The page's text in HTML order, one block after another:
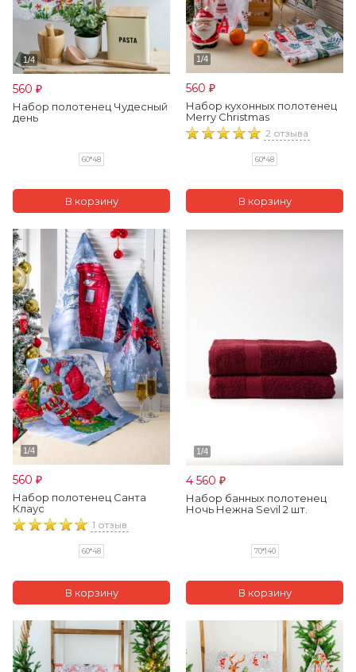
560 ₽
Набор полотенец Чудесный
день
60*48
560 ₽
Набор кухонных полотенец
Merry Christmas
2 отзыва
60*48
560 ₽
Набор полотенец Санта
Клаус
1 отзыв
60*48
4 560 ₽
Набор банных полотенец
Ночь Нежна Sevil 2 шт.
70*140